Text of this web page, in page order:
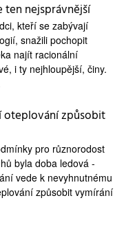
ten nejsprávnější
kteří se zabývají
snažili pochopit
najít racionální
i ty nejhloupější, činy.
oteplování způsobit
pro různorodost
byla doba ledová -
vede k nevyhnutnému
způsobit vymírání